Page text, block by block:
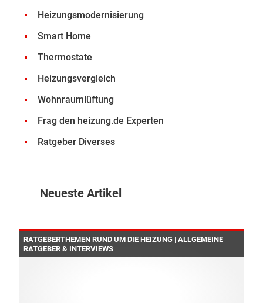
Heizungsmodernisierung
Smart Home
Thermostate
Heizungsvergleich
Wohnraumlüftung
Frag den heizung.de Experten
Ratgeber Diverses
Neueste Artikel
RATGEBERTHEMEN RUND UM DIE HEIZUNG | ALLGEMEINE
RATGEBER & INTERVIEWS